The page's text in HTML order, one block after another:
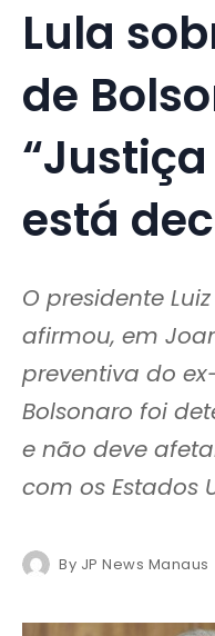
Lula
de
está
O presidente
afirmou, em
preventiva do
Bolsonaro foi
e não deve
com os Estados
By JP News Manaus